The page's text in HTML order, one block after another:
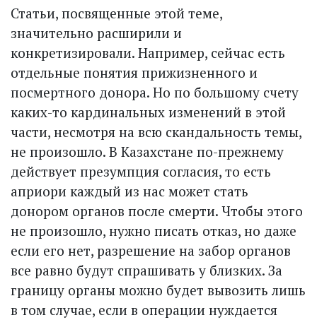
Статьи, посвященные этой теме,
значительно расширили и
конкретизировали. Например, сейчас есть
отдельные понятия прижизненного и
посмертного донора. Но по большому счету
каких-то кардинальных изменений в этой
части, несмотря на всю скандальность темы,
не произошло. В Казахстане по-прежнему
действует презумпция согласия, то есть
априори каждый из нас может стать
донором органов после смерти. Чтобы этого
не произошло, нужно писать отказ, но даже
если его нет, разрешение на забор органов
все равно будут спрашивать у близких. За
границу органы можно будет вывозить лишь
в том случае, если в операции нуждается